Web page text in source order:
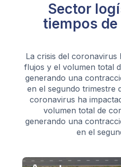
Sector
tiempos
La crisis del coronavirus
flujos y el volumen total
generando una
en el segundo trimestre
coronavirus ha
volumen total de
generando una
en el